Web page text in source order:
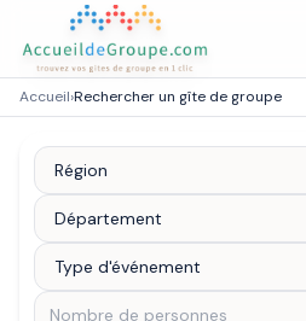
Accueil›Rechercher un gîte de groupe